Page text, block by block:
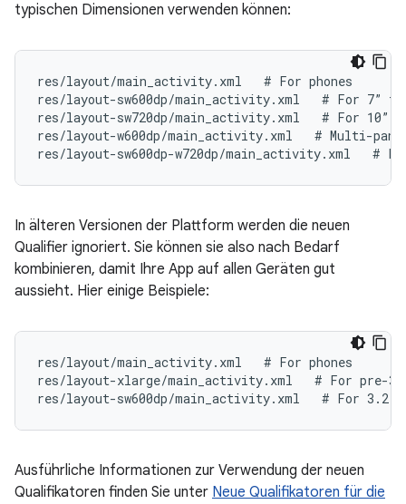
typischen Dimensionen verwenden können:
res/layout/main_activity.xml   # For phones
res/layout-sw600dp/main_activity.xml   # For 7”
res/layout-sw720dp/main_activity.xml   # For 10”
res/layout-w600dp/main_activity.xml   # Multi-pane
res/layout-sw600dp-w720dp/main_activity.xml   #
In älteren Versionen der Plattform werden die neuen
Qualifier ignoriert. Sie können sie also nach Bedarf
kombinieren, damit Ihre App auf allen Geräten gut
aussieht. Hier einige Beispiele:
res/layout/main_activity.xml   # For phones
res/layout-xlarge/main_activity.xml   # For pre-
res/layout-sw600dp/main_activity.xml   # For 3.2
Ausführliche Informationen zur Verwendung der neuen
Qualifikatoren finden Sie unter Neue Qualifikatoren für die